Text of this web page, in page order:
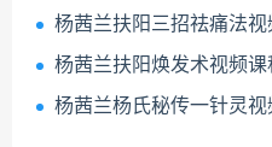
杨茜兰扶阳三招祛痛法视
杨茜兰扶阳焕发术视频
杨茜兰杨氏秘传一针灵视